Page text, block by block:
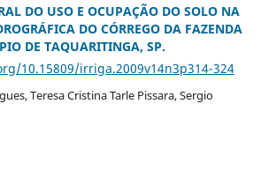
DO USO E OCUPAÇÃO DO SOLO NA
DO CÓRREGO DA FAZENDA
DE TAQUARITINGA, SP.
10.15809/irriga.2009v14n3p314-324
Teresa Cristina Tarle Pissara, Sergio